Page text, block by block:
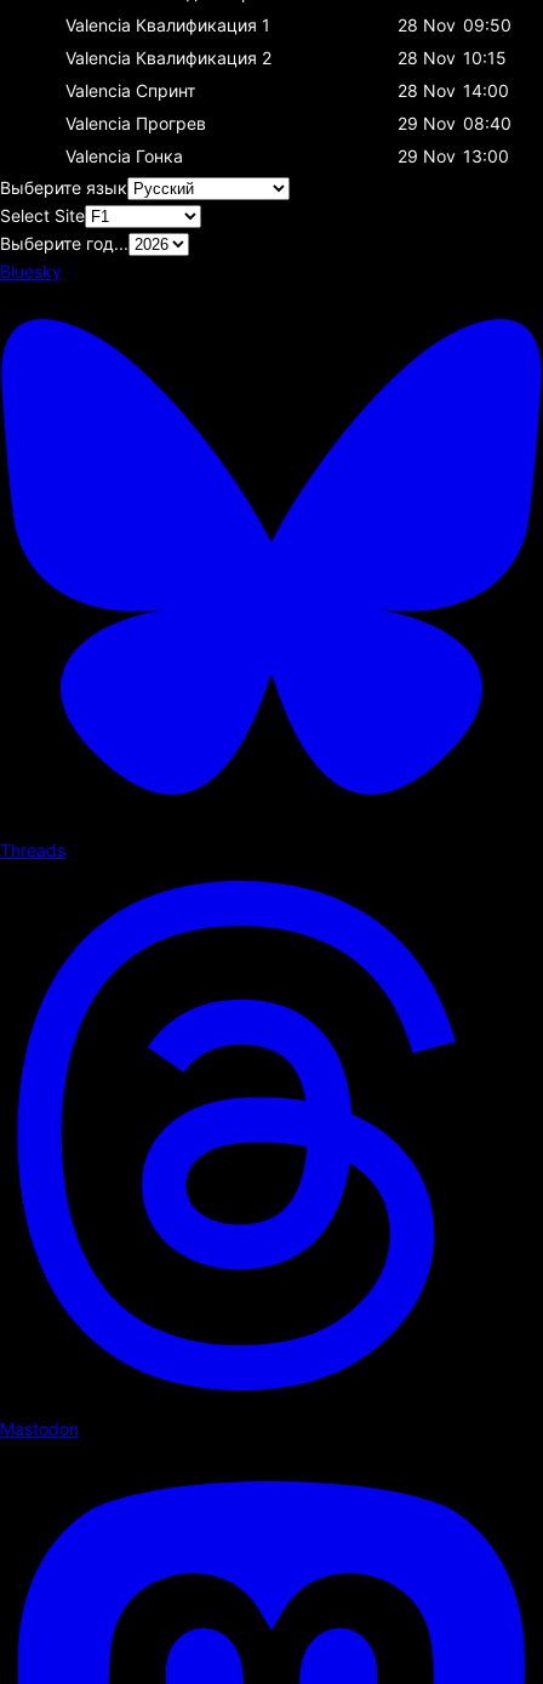
Valencia Квалификация 1 28 Nov 09:50
Valencia Квалификация 2 28 Nov 10:15
Valencia Спринт 28 Nov 14:00
Valencia Прогрев 29 Nov 08:40
Valencia Гонка 29 Nov 13:00
Выберите язык
Select Site
Выберите год...
Bluesky
Threads
Mastodon